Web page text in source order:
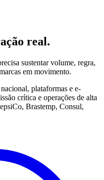
real.
sustentar volume, regra,
em movimento.
plataformas e e-
crítica e operações de alta
Brastemp, Consul,